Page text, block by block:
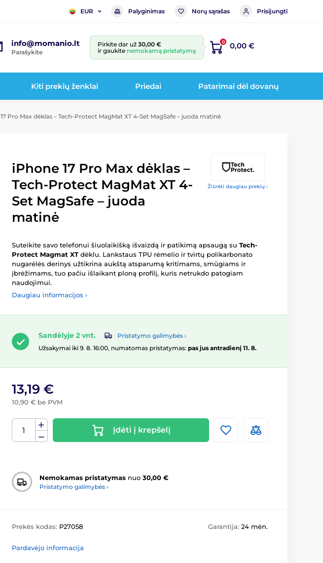
EUR Palyginimas Norų sąrašas Prisijungti
info@momanio.lt
Parašykite
Pirkite dar už 30,00 €
ir gaukite nemokamą pristatymą
0 0,00 €
Kiti prekių ženklai Priedai Patarimai dėl dovanų
Pro Max dėklas – Tech-Protect MagMat XT 4-Set MagSafe – juoda matinė
Žiūrėti daugiau prekių ›
iPhone 17 Pro Max dėklas –
Tech-Protect MagMat XT 4-
Set MagSafe – juoda
matinė
Suteikite savo telefonui šiuolaikišką išvaizdą ir patikimą apsaugą su Tech-
Protect Magmat XT dėklu. Lankstaus TPU rėmelio ir tvirtų polikarbonato
nugarėlės derinys užtikrina aukštą atsparumą kritimams, smūgiams ir
įbrėžimams, tuo pačiu išlaikant ploną profilį, kuris netrukdo patogiam
naudojimui.
Daugiau informacijos ›
Sandėlyje 2 vnt.
Pristatymo galimybės ›
Užsakymai iki 9. 8. 16:00, numatomas pristatymas: pas jus antradienį 11. 8.
13,19 €
10,90 € be PVM
Įdėti į krepšelį
Nemokamas pristatymas nuo 30,00 €
Pristatymo galimybės ›
Prekės kodas: P27058 Garantija: 24 mėn.
Pardavėjo informacija